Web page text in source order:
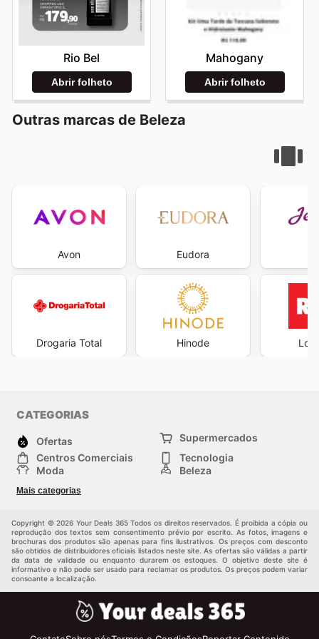
Rio Bel
Abrir folheto
Mahogany
Abrir folheto
Outras marcas de Beleza
Avon
Drogaria Total
Eudora
Hinode
CATEGORIAS
Ofertas
Supermercados
Centros Comerciais
Tecnologia
Moda
Beleza
Construção e jardinagem
Mais categorias
Copyright © 2026 Your Deals 365 Todos os direitos reservados. É proibida a cópia ou
reprodução dos textos sem consentimento prévio por escrito. As fotos, imagens e
brochuras dos produtos são apenas para fins ilustrativos. Os preços com desconto
são obtidos de distribuidores oficiais listados neste site. As ofertas são válidas a partir
da data de validade ou enquanto durarem os estoques. O objetivo deste site é
informativo e não pode ser usado para reclamar os produtos. Os preços podem variar
consoante a localização.